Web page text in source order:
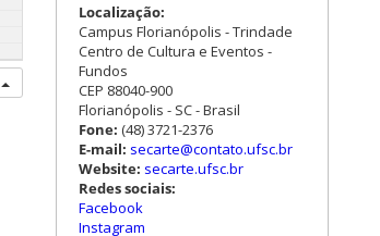
Localização:
Campus Florianópolis - Trindade
Centro de Cultura e Eventos -
Fundos
CEP 88040-900
Florianópolis - SC - Brasil
Fone: (48) 3721-2376
E-mail: secarte@contato.ufsc.br
Website: secarte.ufsc.br
Redes sociais:
Facebook
Instagram